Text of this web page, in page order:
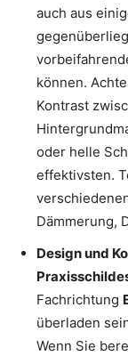
auch aus
können.
Kontrast
oder helle
effektivsten.
Dämmerung,
Design und
Fachrichtung
überladen
Wenn Sie